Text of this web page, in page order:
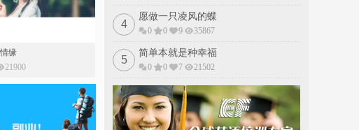
缘
21900
愿做一只凌风的蝶
0 0 9 35867
简单本就是种幸福
0 0 7 21502
4
5